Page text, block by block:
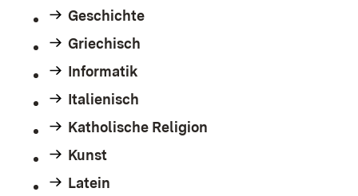
Geschichte
Griechisch
Informatik
Italienisch
Katholische Religion
Kunst
Latein